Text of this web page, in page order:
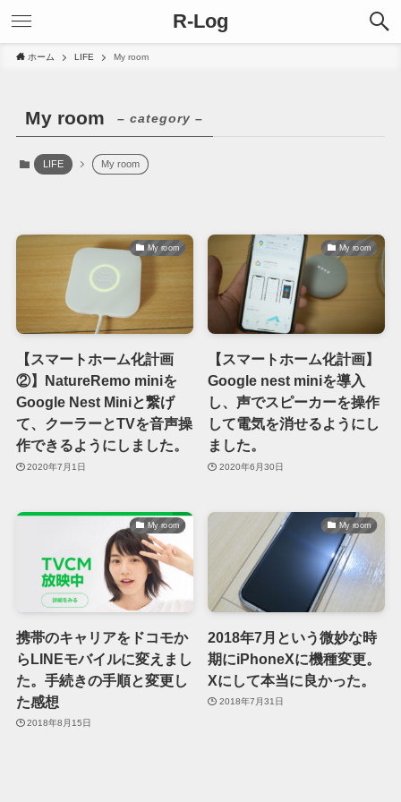
R-Log
ホーム LIFE My room
My room – category –
LIFE My room
My room
【スマートホーム化計画
②】NatureRemo miniを
Google Nest Miniと繋げ
て、クーラーとTVを音声操
作できるようにしました。
2020年7月1日
My room
【スマートホーム化計画】
Google nest miniを導入
し、声でスピーカーを操作
して電気を消せるようにし
ました。
2020年6月30日
My room
携帯のキャリアをドコモか
らLINEモバイルに変えまし
た。手続きの手順と変更し
た感想
2018年8月15日
My room
2018年7月という微妙な時
期にiPhoneXに機種変更。
Xにして本当に良かった。
2018年7月31日